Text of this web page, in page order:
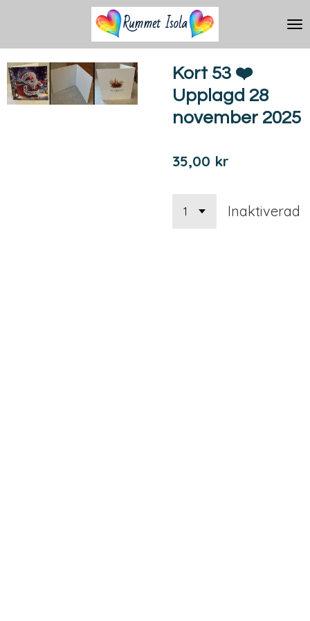
huvudinnehållet
Kort 53 ❤️
Upplagd 28
november 2025
35,00 kr
Inaktiverad